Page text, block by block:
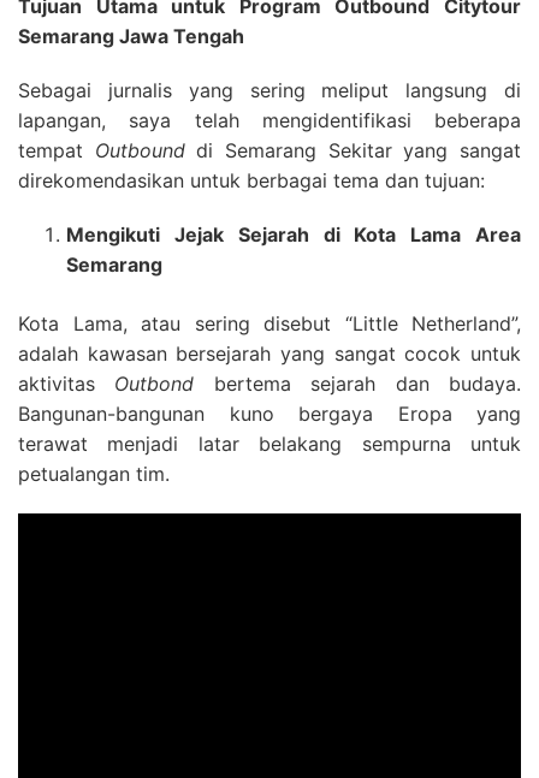
Tujuan Utama untuk Program Outbound Citytour
Semarang Jawa Tengah
Sebagai jurnalis yang sering meliput langsung di
lapangan, saya telah mengidentifikasi beberapa
tempat Outbounddi Semarang Sekitar yang sangat
direkomendasikan untuk berbagai tema dan tujuan:
Mengikuti Jejak Sejarah di Kota Lama Area
Semarang
Kota Lama, atau sering disebut “Little Netherland”,
adalah kawasan bersejarah yang sangat cocok untuk
aktivitas Outbond bertema sejarah dan budaya.
Bangunan-bangunan kuno bergaya Eropa yang
terawat menjadi latar belakang sempurna untuk
petualangan tim.